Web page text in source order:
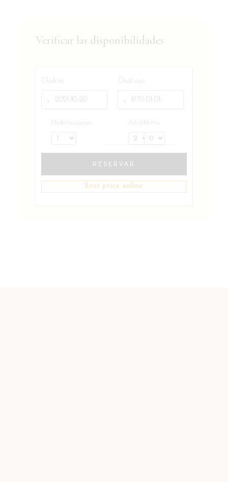
Verificar las disponibilidades
Chek-in Chek-out
Habitaciones Adultos
RESERVAR
Best price online